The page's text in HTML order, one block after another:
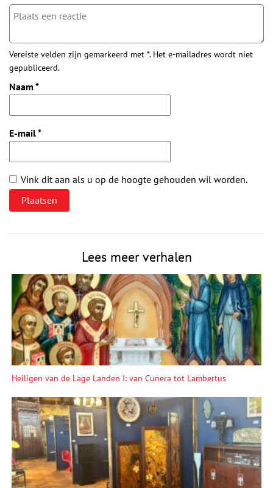
Vereiste velden zijn gemarkeerd met *. Het e-mailadres wordt niet
gepubliceerd.
Naam *
E-mail*
Vink dit aan als u op de hoogte gehouden wil worden.
Lees meer verhalen
Heiligen van de Lage Landen I: van Cunera tot Lambertus